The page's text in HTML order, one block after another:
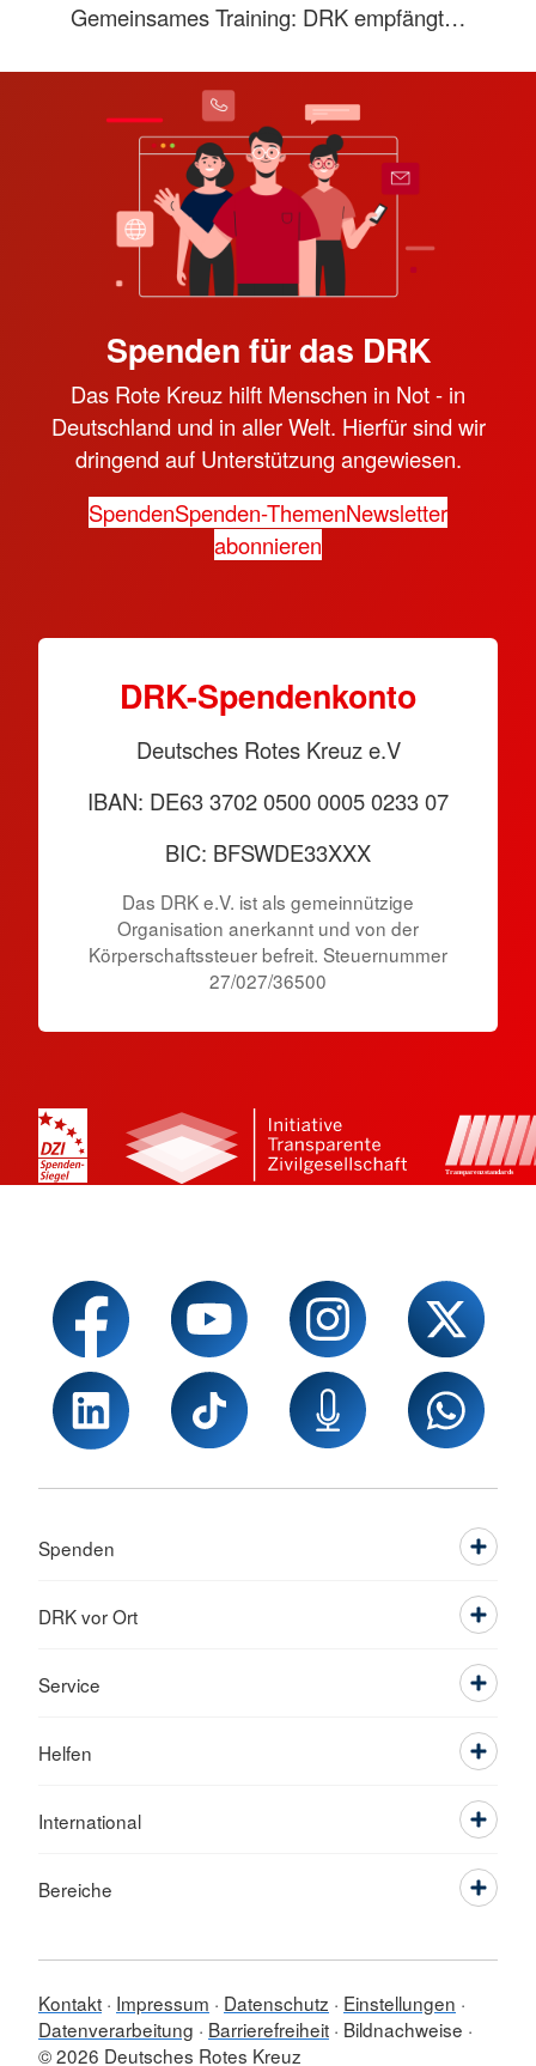
Gemeinsames Training: DRK empfängt…
Spenden für das DRK
Das Rote Kreuz hilft Menschen in Not - in
Deutschland und in aller Welt. Hierfür sind wir
dringend auf Unterstützung angewiesen.
SpendenSpenden-ThemenNewsletter
abonnieren
DRK-Spendenkonto
Deutsches Rotes Kreuz e.V
IBAN: DE63 3702 0500 0005 0233 07
BIC: BFSWDE33XXX
Das DRK e.V. ist als gemeinnützige
Organisation anerkannt und von der
Körperschaftssteuer befreit. Steuernummer
27/027/36500
Spenden
DRK vor Ort
Service
Helfen
International
Bereiche
Kontakt Impressum Datenschutz
Einstellungen
Datenverarbeitung
Barrierefreiheit Bildnachweise
© 2026 Deutsches Rotes Kreuz